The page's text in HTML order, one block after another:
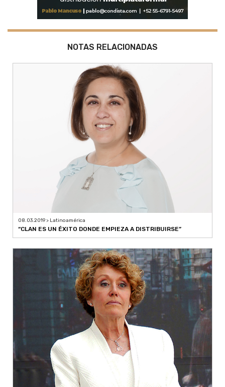
NOTAS RELACIONADAS
08.03.2019 > Latinoamérica
“CLAN ES UN ÉXITO DONDE EMPIEZA A DISTRIBUIRSE”